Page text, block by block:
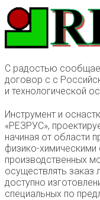
С радостью
договор с с
и технологической
Инструмент и
«РЕЗРУС»,
начиная от области
физико-химическими
производственных
осуществлять
доступно
специальных по